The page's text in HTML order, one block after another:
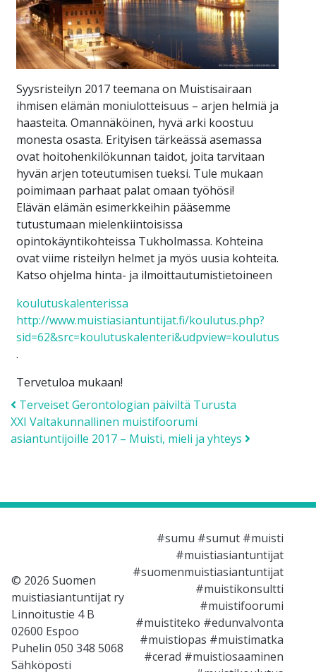
Syysristeilyn 2017 teemana on Muistisairaan
ihmisen elämän moniulotteisuus – arjen helmiä ja
haasteita. Omannäköinen, hyvä arki koostuu
monesta osasta. Erityisen tärkeässä asemassa
ovat hoitohenkilökunnan taidot, joita tarvitaan
hyvän arjen toteutumisen tueksi. Tule mukaan
poimimaan parhaat palat omaan työhösi!
Elävän elämän esimerkkeihin pääsemme
tutustumaan mielenkiintoisissa
opintokäyntikohteissa Tukholmassa. Kohteina
ovat viime risteilyn helmet ja myös uusia kohteita.
Katso ohjelma hinta- ja ilmoittautumistietoineen
koulutuskalenterissa
http://www.muistiasiantuntijat.fi/koulutus.php?
sid=62&src=koulutuskalenteri&udpview=koulutus
.
Tervetuloa mukaan!
Post navigation
Terveiset Gerontologian päiviltä Turusta
XXI Valtakunnallinen muistifoorumi
asiantuntijoille 2017 – Muisti, mieli ja yhteys
© 2026 Suomen
muistiasiantuntijat ry
Linnoitustie 4 B
02600 Espoo
Puhelin 050 348 5068
Sähköposti
#sumu #sumut #muisti
#muistiasiantuntijat
#suomenmuistiasiantuntijat
#muistikonsultti
#muistifoorumi
#muistiteko #edunvalvonta
#muistiopas #muistimatka
#cerad #muistiosaaminen